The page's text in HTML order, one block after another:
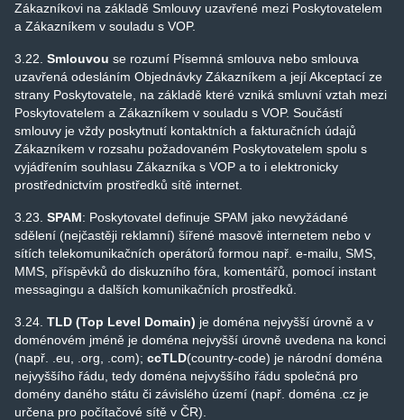
Zákazníkovi na základě Smlouvy uzavřené mezi Poskytovatelem
a Zákazníkem v souladu s VOP.
3.22. Smlouvou se rozumí Písemná smlouva nebo smlouva
uzavřená odesláním Objednávky Zákazníkem a její Akceptací ze
strany Poskytovatele, na základě které vzniká smluvní vztah mezi
Poskytovatelem a Zákazníkem v souladu s VOP. Součástí
smlouvy je vždy poskytnutí kontaktních a fakturačních údajů
Zákazníkem v rozsahu požadovaném Poskytovatelem spolu s
vyjádřením souhlasu Zákazníka s VOP a to i elektronicky
prostřednictvím prostředků sítě internet.
3.23. SPAM: Poskytovatel definuje SPAM jako nevyžádané
sdělení (nejčastěji reklamní) šířené masově internetem nebo v
sítích telekomunikačních operátorů formou např. e-mailu, SMS,
MMS, příspěvků do diskuzního fóra, komentářů, pomocí instant
messagingu a dalších komunikačních prostředků.
3.24. TLD (Top Level Domain) je doména nejvyšší úrovně a v
doménovém jméně je doména nejvyšší úrovně uvedena na konci
(např. .eu, .org, .com); ccTLD(country-code) je národní doména
nejvyššího řádu, tedy doména nejvyššího řádu společná pro
domény daného státu či závislého území (např. doména .cz je
určena pro počítačové sítě v ČR).